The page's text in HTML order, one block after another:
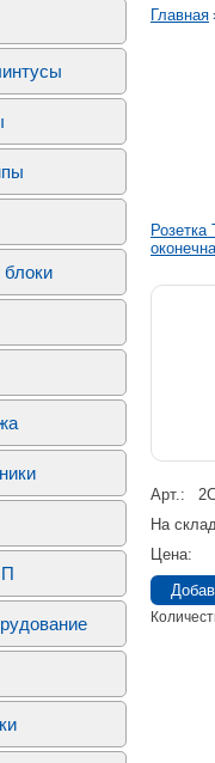
Главная
Арт.
На
Цена